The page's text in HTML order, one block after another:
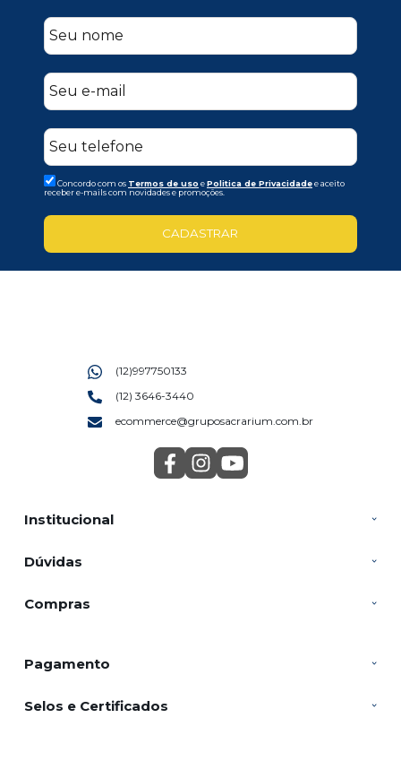
Concordo com os Termos de uso ePolitica de Privacidadee aceito
receber e-mails com novidades e promoções.
CADASTRAR
Institucional
Dúvidas
Compras
(12)997750133
(12) 3646-3440
ecommerce@gruposacrarium.com.br
Pagamento
Selos e Certificados